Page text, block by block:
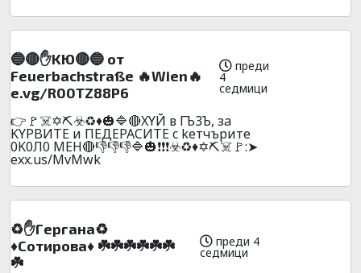
🔵🔴✋KЮ🔴🔵 oт
Feuerbachstraße 🔥Wien🔥
e.vg/R00TZ88P6
преди
4
седмици
👉🚩☠️✡️⛏️☣️♻️♦️🎃🔷🔴XYЙ в ГЪ3Ъ, зa
KYPBИTE и ПEДEPACИTE c keтчъpите
0K0Л0 MEH🔴👎👎👎🔷🎃❗❗❗☣️♻️♦️✡️⛏️☠️🚩:➤
exx.us/MvMwk
♻️✋Гepгaнa♻️
♦️Coтиpoвa♦️ ☘️☘️☘️☘️☘️☘️
☘️
преди 4
седмици